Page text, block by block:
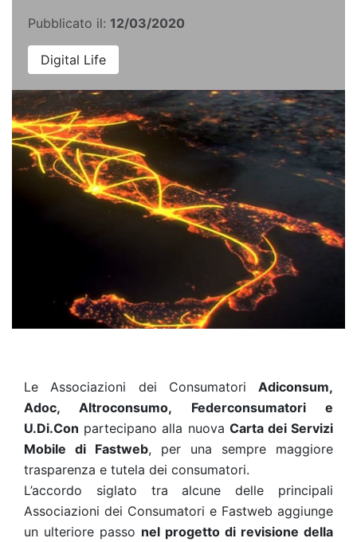
Pubblicato il: 12/03/2020
Digital Life
Le Associazioni dei Consumatori Adiconsum,
Adoc, Altroconsumo, Federconsumatori e
U.Di.Con partecipano alla nuova Carta dei Servizi
Mobile di Fastweb, per una sempre maggiore
trasparenza e tutela dei consumatori.
L’accordo siglato tra alcune delle principali
Associazioni dei Consumatori e Fastweb aggiunge
un ulteriore passo nel progetto di revisione della